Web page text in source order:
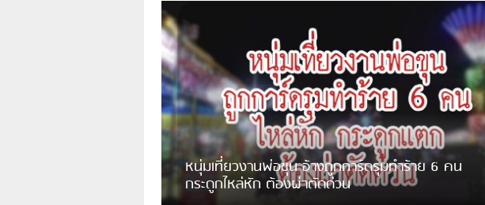
ชาวเน็ตสวดยับ! พบพม่าเร่ขายพวงมาลัยหน้าพ่อขุนฯ
พอไม่ซื้อเดินตาม